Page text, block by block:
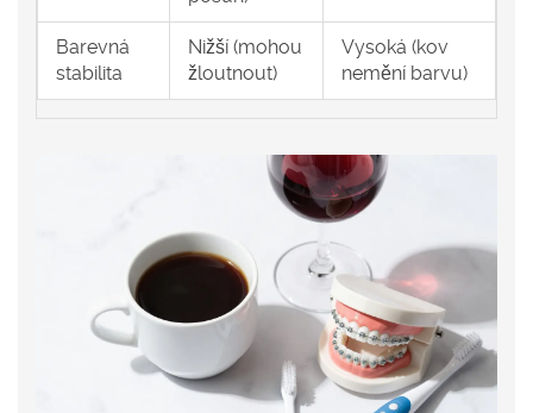
Barevná
stabilita
Nižší (mohou
žloutnout)
Vysoká (kov
nemění barvu)